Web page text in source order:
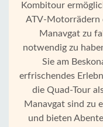
Kombitour
ATV-Motorrädern
Manavgat zu
notwendig zu
Sie am
erfrischendes
die Quad-Tour
Manavgat sind zu
und bieten